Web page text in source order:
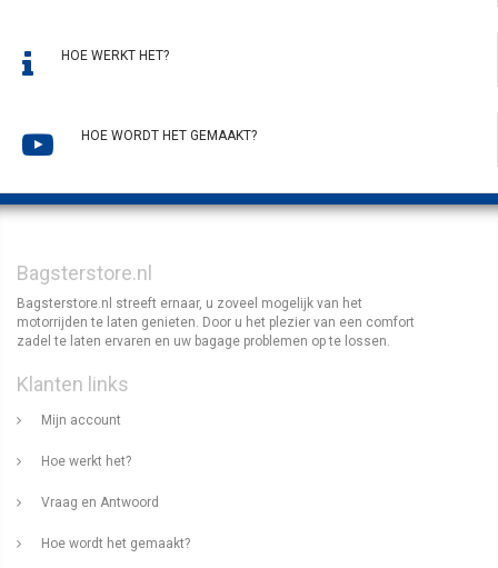
HOE WERKT HET?
HOE WORDT HET GEMAAKT?
Bagsterstore.nl
Bagsterstore.nl streeft ernaar, u zoveel mogelijk van het
motorrijden te laten genieten. Door u het plezier van een comfort
zadel te laten ervaren en uw bagage problemen op te lossen.
Klanten links
Mijn account
Hoe werkt het?
Vraag en Antwoord
Hoe wordt het gemaakt?